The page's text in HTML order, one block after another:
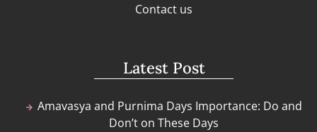
Contact us
Latest Post
Amavasya and Purnima Days Importance: Do and
Don’t on These Days